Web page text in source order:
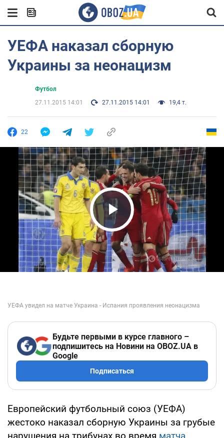
УЕФА наказал сборную
Украины за неонацизм
Футбол
27.11.2015 14:01
27.11.2015 14:01 19,4 т.
22
Play Video
Будьте первыми в курсе главного –
подпишитесь на Новини на OBOZ.UA в
Google
Подписаться
Европейский футбольный союз (УЕФА)
жестоко наказал сборную Украины за грубые
нарушения на трибунах во время матча